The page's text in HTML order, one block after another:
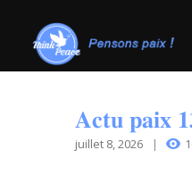
𝐀𝐜𝐭𝐮 𝐩𝐚𝐢𝐱
juillet 8, 2026